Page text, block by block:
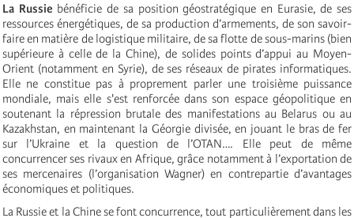
La Russie bénéficie de sa position géostratégique en Eurasie, de ses
ressources énergétiques, de sa production d’armements, de son savoir-
faire en matière de logistique militaire, de sa flotte de sous-marins (bien
supérieure à celle de la Chine), de solides points d’appui au Moyen-
Orient (notamment en Syrie), de ses réseaux de pirates informatiques.
Elle ne constitue pas à proprement parler une troisième puissance
mondiale, mais elle s'est renforcée dans son espace géopolitique en
soutenant la répression brutale des manifestations au Belarus ou au
Kazakhstan, en maintenant la Géorgie divisée, en jouant le bras de fer
sur l’Ukraine et la question de l’OTAN…. Elle peut de même
concurrencer ses rivaux en Afrique, grâce notamment à l’exportation de
ses mercenaires (l’organisation Wagner) en contrepartie d’avantages
économiques et politiques.
La Russie et la Chine se font concurrence, tout particulièrement dans les